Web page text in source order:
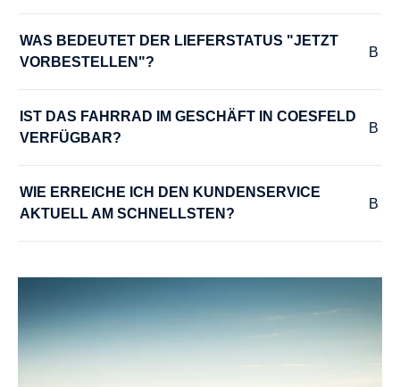
Bosch Ladegerät 4A
LAUFRADSATZ :
Pegasus DDM-22
LENKER :
Pegasus Trekking-SL Comfort
MODELLJAHR :
MOTOR :
WAS BEDEUTET DER LIEFERSTATUS "JETZT
VORBESTELLEN"?
IST DAS FAHRRAD IM GESCHÄFT IN COESFELD
VERFÜGBAR?
WIE ERREICHE ICH DEN KUNDENSERVICE
AKTUELL AM SCHNELLSTEN?